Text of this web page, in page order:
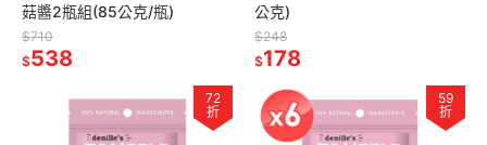
菇醬2瓶組(85公克/瓶)
$710
$538
公克)
$248
$178
72
折
59
折